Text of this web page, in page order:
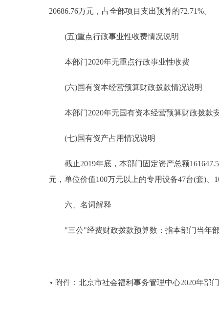
20686.76万元，占全部项目支出预算的72.71%。
(五)重点行政事业性收费情况说明
本部门2020年无重点行政事业性收费
(六)国有资本经营预算财政拨款情况说明
本部门2020年无国有资本经营预算财政拨款
(七)国有资产占用情况说明
截止2019年底，本部门固定资产总额
元，单位价值100万元以上的专用设备47台(套)、
六、名词解释
"三公"经费财政拨款预算数：指本部门当年部
附件：北京市社会福利事务管理中心2020年部